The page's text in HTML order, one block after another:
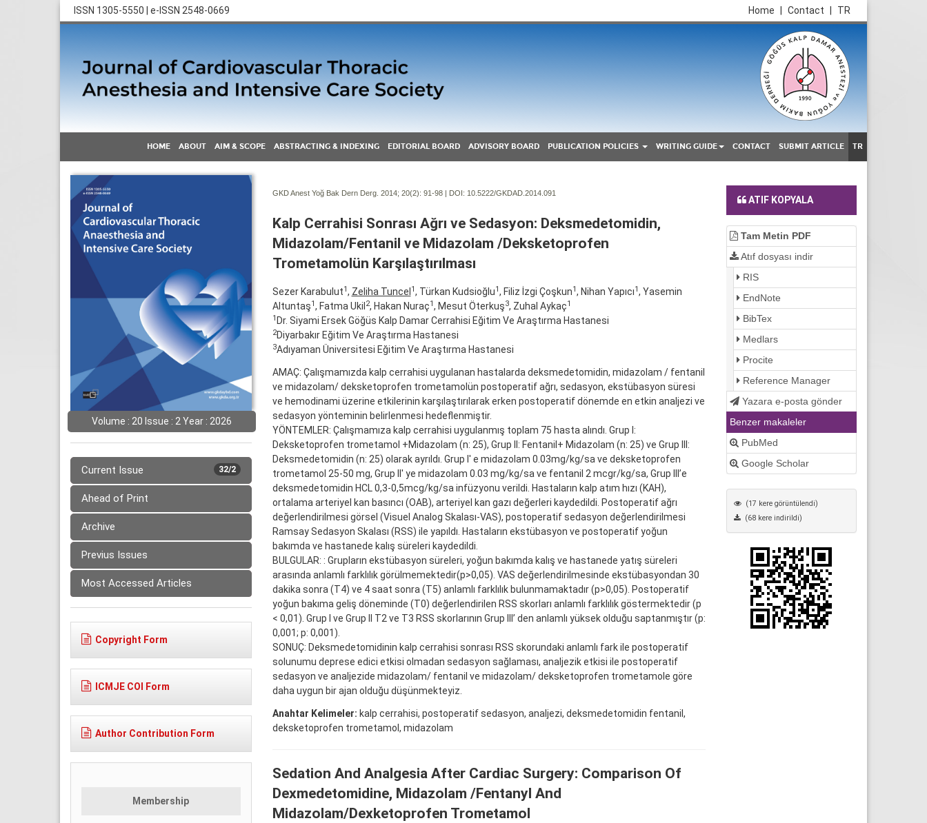
ISSN 1305-5550 | e-ISSN 2548-0669 TR
Contact
Home
HOME ABOUT AIM & SCOPE ABSTRACTING & INDEXING EDITORIAL BOARD ADVISORY BOARD PUBLICATION POLICIES WRITING GUIDE CONTACT SUBMIT ARTICLE TR
Volume : 20 Issue : 2 Year : 2026
32/2
Current Issue
Ahead of Print
Archive
Previus Issues
Most Accessed Articles
Copyright Form
ICMJE COI Form
Author Contribution Form
Membership
GKD Anest Yoğ Bak Dern Derg. 2014; 20(2): 91-98 | DOI: 10.5222/GKDAD.2014.091
Kalp Cerrahisi Sonrası Ağrı ve Sedasyon: Deksmedetomidin,
Midazolam/Fentanil ve Midazolam /Deksketoprofen
Trometamolün Karşılaştırılması
Sezer Karabulut1, Zeliha Tuncel 1, Türkan Kudsioğlu1, Filiz İzgi Çoşkun1, Nihan Yapıcı1, Yasemin
Altuntaş1, Fatma Ukil 2, Hakan Nuraç1, Mesut Öterkuş3, Zuhal Aykaç1
1 Dr. Siyami Ersek Göğüs Kalp Damar Cerrahisi Eğitim Ve Araştırma Hastanesi
2Diyarbakır Eğitim Ve Araştırma Hastanesi
3Adıyaman Üniversitesi Eğitim Ve Araştırma Hastanesi
AMAÇ: Çalışmamızda kalp cerrahisi uygulanan hastalarda deksmedetomidin, midazolam / fentanil
ve midazolam/ deksketoprofen trometamolün postoperatif ağrı, sedasyon, ekstübasyon süresi
ve hemodinami üzerine etkilerinin karşılaştırılarak erken postoperatif dönemde en etkin analjezi ve
sedasyon yönteminin belirlenmesi hedeflenmiştir.
YÖNTEMLER: Çalışmamıza kalp cerrahisi uygulanmış toplam 75 hasta alındı. Grup I:
Deksketoprofen trometamol +Midazolam (n: 25), Grup II: Fentanil+ Midazolam (n: 25) ve Grup III:
Deksmedetomidin (n: 25) olarak ayrıldı. Grup I' e midazolam 0.03mg/kg/sa ve deksketoprofen
trometamol 25-50 mg, Grup II' ye midazolam 0.03 mg/kg/sa ve fentanil 2 mcgr/kg/sa, Grup III’e
deksmedetomidin HCL 0,3-0,5mcg/kg/sa infüzyonu verildi. Hastaların kalp atım hızı (KAH),
ortalama arteriyel kan basıncı (OAB), arteriyel kan gazı değerleri kaydedildi. Postoperatif ağrı
değerlendirilmesi görsel (Visuel Analog Skalası-VAS), postoperatif sedasyon değerlendirilmesi
Ramsay Sedasyon Skalası (RSS) ile yapıldı. Hastaların ekstübasyon ve postoperatif yoğun
bakımda ve hastanede kalış süreleri kaydedildi.
BULGULAR: : Grupların ekstübasyon süreleri, yoğun bakımda kalış ve hastanede yatış süreleri
arasında anlamlı farklılık görülmemektedir(p>0,05). VAS değerlendirilmesinde ekstübasyondan 30
dakika sonra (T4) ve 4 saat sonra (T5) anlamlı farklılık bulunmamaktadır (p>0,05). Postoperatif
yoğun bakıma geliş döneminde (T0) değerlendirilen RSS skorları anlamlı farklılık göstermektedir (p
< 0,01). Grup I ve Grup II T2 ve T3 RSS skorlarının Grup III’ den anlamlı yüksek olduğu saptanmıştır (p:
0,001; p: 0,001).
SONUÇ: Deksmedetomidinin kalp cerrahisi sonrası RSS skorundaki anlamlı fark ile postoperatif
solunumu deprese edici etkisi olmadan sedasyon sağlaması, analjezik etkisi ile postoperatif
sedasyon ve analjezide midazolam/ fentanil ve midazolam/ deksketoprofen trometamole göre
daha uygun bir ajan olduğu düşünmekteyiz.
Anahtar Kelimeler: kalp cerrahisi, postoperatif sedasyon, analjezi, deksmedetomidin fentanil,
deksketoprofen trometamol, midazolam
Sedation And Analgesia After Cardiac Surgery: Comparison Of
Dexmedetomidine, Midazolam /Fentanyl And
Midazolam/Dexketoprofen Trometamol
ATIF KOPYALA
Tam Metin PDF
Atıf dosyası indir
RIS
EndNote
BibTex
Medlars
Procite
Reference Manager
Yazara e-posta gönder
Benzer makaleler
PubMed
Google Scholar
(17 kere görüntülendi)
(68 kere indirildi)